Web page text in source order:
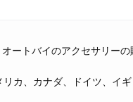
ートバイのアクセサリーの
カ、カナダ、ドイツ、イ